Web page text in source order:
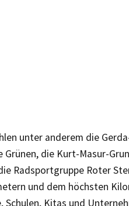
unter anderem die
die Kurt-Masur-
Radsportgruppe Roter
und dem höchsten
Kitas und